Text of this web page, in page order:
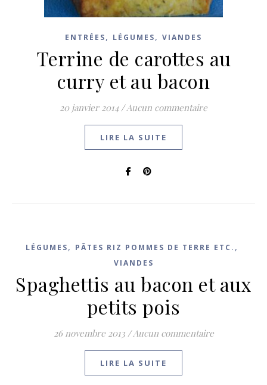
ENTRÉES, LÉGUMES, VIANDES
Terrine de carottes au
curry et au bacon
20 janvier 2014 /Aucun commentaire
LIRE LA SUITE
LÉGUMES, PÂTES RIZ POMMES DE TERRE ETC. ,
VIANDES
Spaghettis au bacon et aux
petits pois
26 novembre 2013 /Aucun commentaire
LIRE LA SUITE